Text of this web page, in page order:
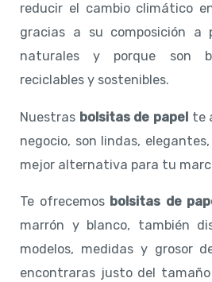
reducir el cambio climático
gracias a su composición a
naturales y porque son
reciclables y sostenibles.
Nuestras bolsitas de papel te
negocio, son lindas,
mejor alternativa para tu
Te ofrecemos bolsitas de
marrón y blanco, también
modelos, medidas y grosor
encontraras justo del